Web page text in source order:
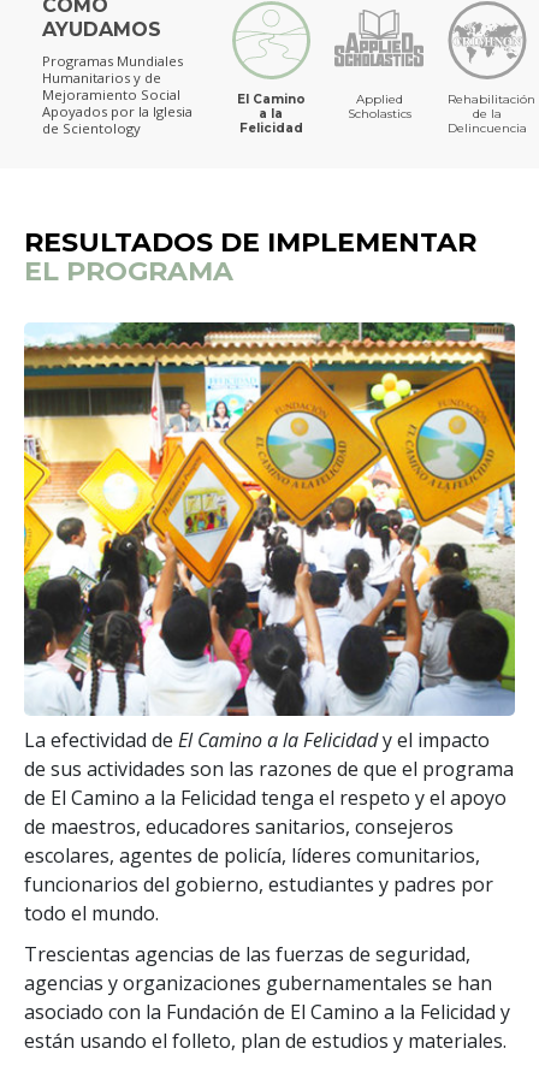
CÓMO
AYUDAMOS
Programas Mundiales
Humanitarios y de
Mejoramiento Social
Apoyados por la Iglesia
de Scientology
El Camino
a la
Felicidad
Applied
Scholastics
Rehabilitación
de la
Delincuencia
RESULTADOS DE IMPLEMENTAR
EL PROGRAMA
La efectividad de El Camino a la Felicidady el impacto
de sus actividades son las razones de que el programa
de El Camino a la Felicidad tenga el respeto y el apoyo
de maestros, educadores sanitarios, consejeros
escolares, agentes de policía, líderes comunitarios,
funcionarios del gobierno, estudiantes y padres por
todo el mundo.
Trescientas agencias de las fuerzas de seguridad,
agencias y organizaciones gubernamentales se han
asociado con la Fundación de El Camino a la Felicidad y
están usando el folleto, plan de estudios y materiales.